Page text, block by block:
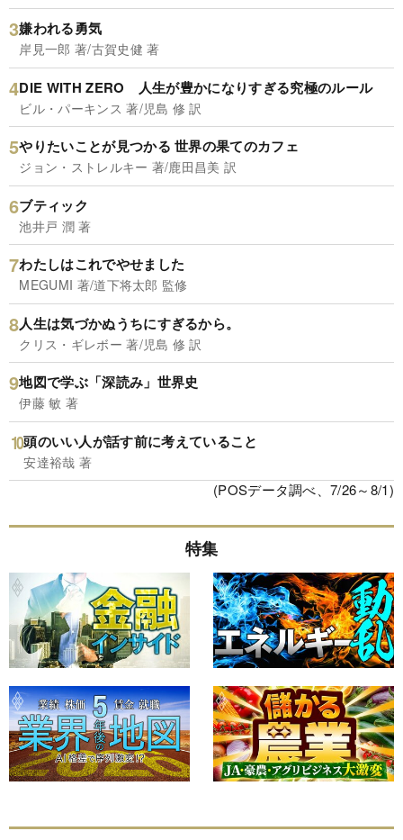
嫌われる勇気
岸見一郎 著/古賀史健 著
DIE WITH ZERO 人生が豊かになりすぎる究極のルール
ビル・パーキンス 著/児島 修 訳
やりたいことが見つかる 世界の果てのカフェ
ジョン・ストレルキー 著/鹿田昌美 訳
ブティック
池井戸 潤 著
わたしはこれでやせました
MEGUMI 著/道下将太郎 監修
人生は気づかぬうちにすぎるから。
クリス・ギレボー 著/児島 修 訳
地図で学ぶ「深読み」世界史
伊藤 敏 著
頭のいい人が話す前に考えていること
安達裕哉 著
(POSデータ調べ、7/26～8/1)
特集